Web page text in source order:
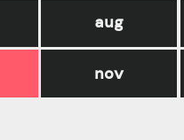
aug
nov